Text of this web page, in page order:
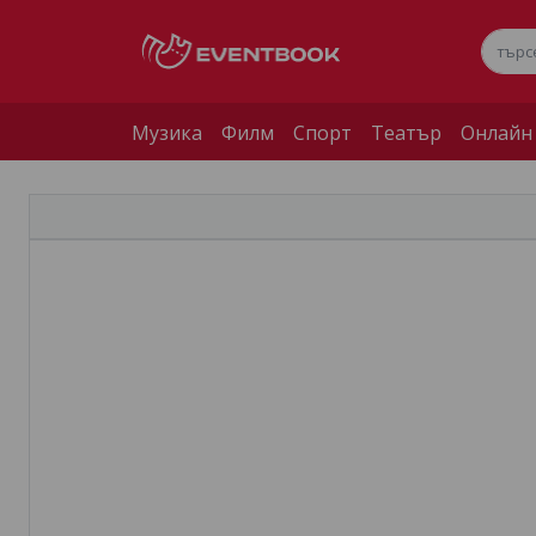
Музика Филм Спорт Театър Онлайн